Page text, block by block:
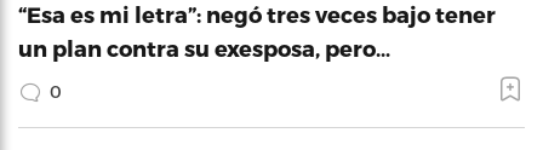
“Esa es mi letra”: negó tres veces bajo tener
un plan contra su exesposa, pero…
0